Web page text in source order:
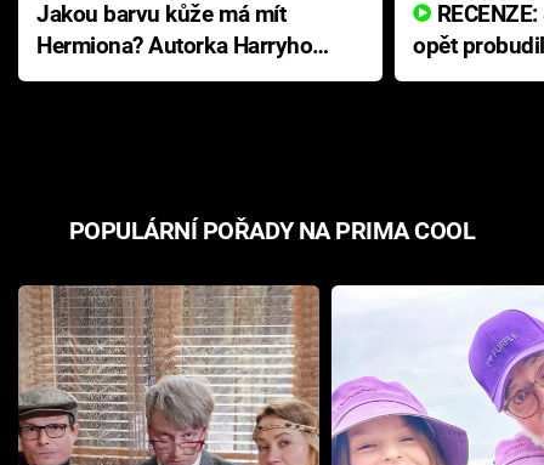
Jakou barvu kůže má mít
Hermiona? Autorka Harryho
Pottera přišla s ráznou
opět
přichází s
POPULÁRNÍ POŘADY NA PRIMA COOL